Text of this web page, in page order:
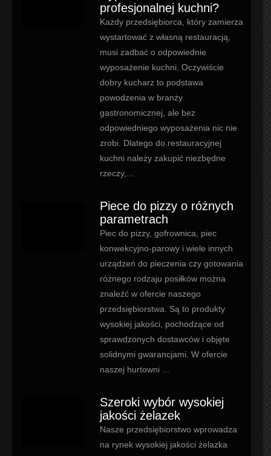
profesjonalnej kuchni?
Każdy przedsiębiorca, który zamierza
wystartować z własną restauracją,
musi zadbać o odpowiednie
wyposażenie kuchni. Oczywiście
dobry kucharz to podstawa
powodzenia w branży
gastronomicznej, ale bez
odpowiedniego wyposażenia nic nie
zrobi. Dlatego do restauracyjnej
kuchni należy zakupić niezbędne
rzeczy,...
Piece do pizzy o różnych
parametrach
Piec do pizzy, gofrownica, piec
konwekcyjno-parowy i wiele innych
urządzeń do pieczenia czy gotowania
różnego rodzaju posiłków można
znaleźć w ofercie naszego
przedsiębiorstwa. Są to produkty
wysokiej jakości, pochodzące od
sprawdzonych dostawców i objęte
solidnymi gwarancjami. W ofercie
naszej hurtowni ...
Szeroki wybór wysokiej
jakości żelazek
Nasze przedsiębiorstwo wprowadza
na rynek wysokiej jakości żelazka